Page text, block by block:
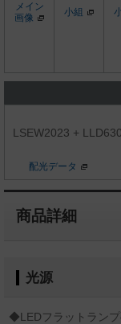
メイン
画像
小組
LSEW2023 +
配光データ
商品詳細
光源
◆LEDフラットラン